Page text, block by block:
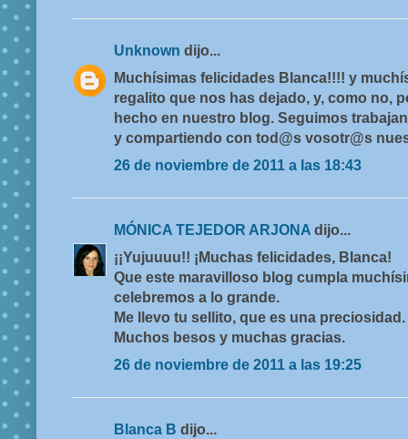
Unknown dijo...
Muchísimas felicidades Blanca!!!! y
regalito que nos has dejado, y, como no,
hecho en nuestro blog. Seguimos
y compartiendo con tod@s vosotr@s
26 de noviembre de 2011 a las 18:43
MÓNICA TEJEDOR ARJONA dijo...
¡¡Yujuuuu!! ¡Muchas felicidades, Blanca!
Que este maravilloso blog cumpla
celebremos a lo grande.
Me llevo tu sellito, que es una preciosidad.
Muchos besos y muchas gracias.
26 de noviembre de 2011 a las 19:25
Blanca B dijo...